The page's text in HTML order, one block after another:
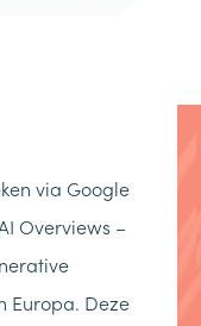
via Google
Overviews –
Europa. Deze